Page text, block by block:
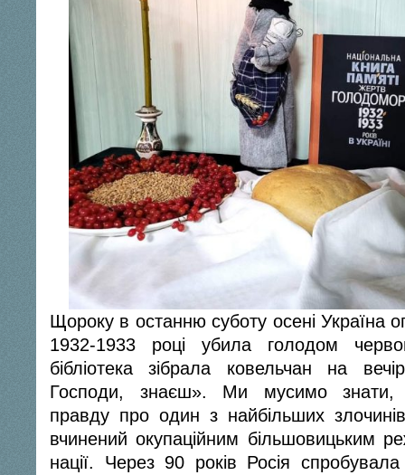
Щороку в останню суботу осені Україна
1932-1933 році убила голодом
бібліотека зібрала ковельчан на
Господи, знаєш». Ми мусимо знати,
правду про один з найбільших
вчинений окупаційним більшовицьким
нації. Через 90 років Росія